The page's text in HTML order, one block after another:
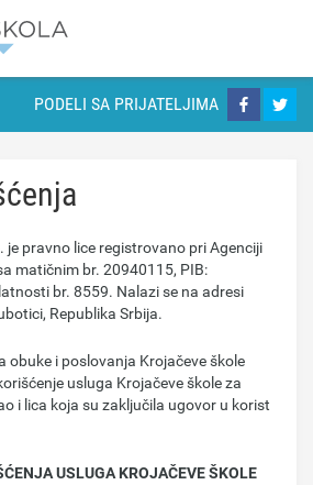
PODELI SA PRIJATELJIMA
je pravno lice registrovano pri Agenciji
matičnim br. 20940115, PIB:
br. 8559. Nalazi se na adresi
Republika Srbija.
obuke i poslovanja Krojačeve škole
usluga Krojačeve škole za
i lica koja su zaključila ugovor u korist
USLUGA KROJAČEVE ŠKOLE